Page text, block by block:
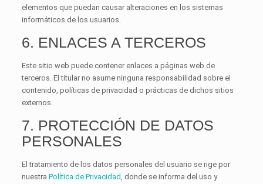
elementos que puedan causar alteraciones en los sistemas
informáticos de los usuarios.
6. ENLACES A TERCEROS
Este sitio web puede contener enlaces a páginas web de
terceros. El titular no asume ninguna responsabilidad sobre el
contenido, políticas de privacidad o prácticas de dichos sitios
externos.
7. PROTECCIÓN DE DATOS
PERSONALES
El tratamiento de los datos personales del usuario se rige por
nuestraPolítica de Privacidad, donde se informa del uso y